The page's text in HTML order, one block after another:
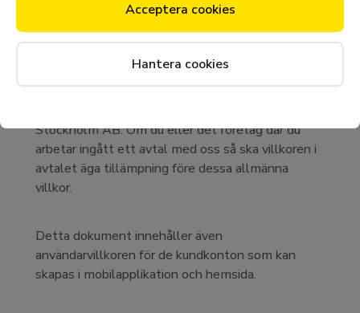
Följande allmänna villkor gäller för dig som reser
med bolag inom Cabonline-koncernen i Sverige,
Stockholm AB. Om du eller det företag där du
arbetar ingått ett avtal med oss så ska villkoren i
avtalet äga tillämpning före dessa allmänna
villkor.
Detta dokument innehåller även
användarvillkoren för de kundkonton som kan
skapas i mobilapplikation och hemsida.
Acceptera cookies
Hantera cookies